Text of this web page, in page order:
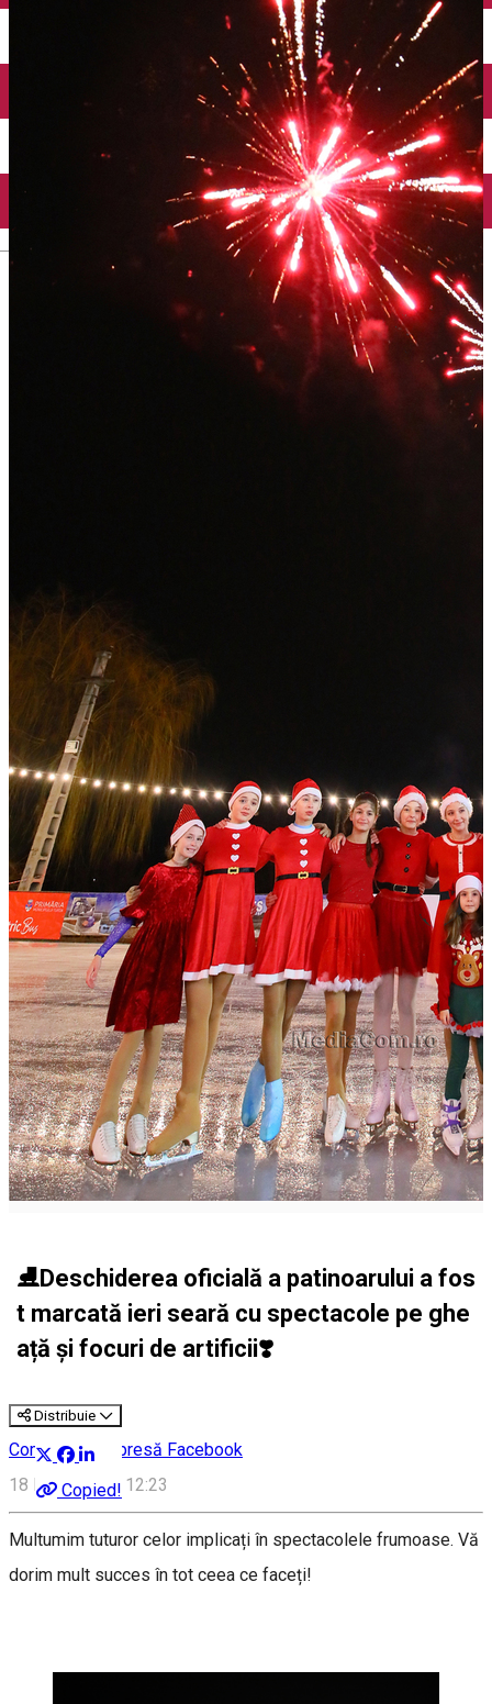
English
Încărcare vehicule electrice
Conectează-te cu noi
⛸️Deschiderea oficială a patinoarului a fos
t marcată ieri seară cu spectacole pe ghe
ață și focuri de artificii❣️
Distribuie
Copied!
Comunicat de presă Facebook
18 Decembrie, 12:23
Multumim tuturor celor implicați în spectacolele frumoase. Vă
dorim mult succes în tot ceea ce faceți!